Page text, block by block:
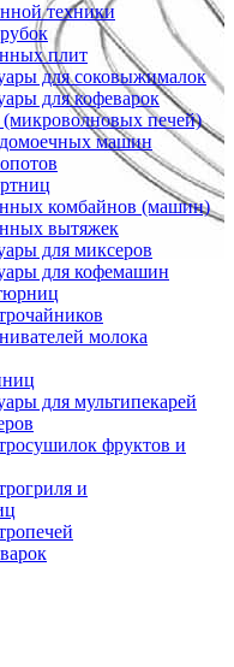
техники
плит
для соковыжималок
для кофеварок
печей)
машин
комбайнов (машин)
вытяжек
для миксеров
для кофемашин
молока
для мультипекарей
фруктов и
и